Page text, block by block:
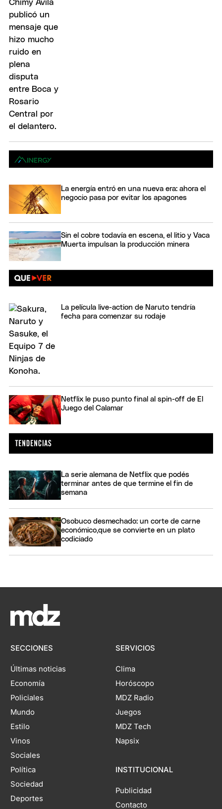
La energía entró en una nueva era: ahora el
negocio pasa por evitar los apagones
Sin el cobre todavía en escena, el litio y Vaca
Muerta impulsan la producción minera
La película live-action de Naruto tendría
fecha para comenzar su rodaje
Netflix le puso punto final al spin-off de El
Juego del Calamar
La serie alemana de Netflix que podés
terminar antes de que termine el fin de
semana
Osobuco desmechado: un corte de carne
económico,que se convierte en un plato
codiciado
SECCIONES
Últimas noticias
Economía
Policiales
Mundo
Estilo
Vinos
Sociales
Política
Sociedad
Deportes
SERVICIOS
Clima
Horóscopo
MDZ Radio
Juegos
MDZ Tech
Napsix
INSTITUCIONAL
Publicidad
Contacto